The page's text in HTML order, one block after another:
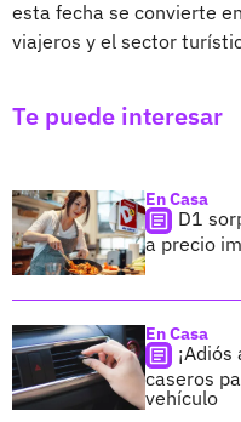
esta fecha se convierte
viajeros y el sector
Te puede interesar
En Casa
D1
a precio
En Casa
caseros
vehículo